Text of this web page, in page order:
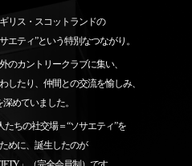
リス・スコットランドの
エティ”という特別なつながり。
のカントリークラブに集い、
したり、仲間との交流を愉しみ、
めていました。
ちの社交場＝“ソサエティ”を
めに、 誕生したのが